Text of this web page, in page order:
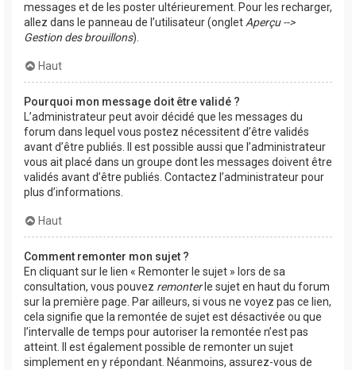
messages et de les poster ultérieurement. Pour les recharger,
allez dans le panneau de l’utilisateur (ongletAperçu -->
Gestion des brouillons).
Haut
Pourquoi mon message doit être validé ?
L’administrateur peut avoir décidé que les messages du
forum dans lequel vous postez nécessitent d’être validés
avant d’être publiés. Il est possible aussi que l’administrateur
vous ait placé dans un groupe dont les messages doivent être
validés avant d’être publiés. Contactez l’administrateur pour
plus d’informations.
Haut
Comment remonter mon sujet ?
En cliquant sur le lien « Remonter le sujet » lors de sa
consultation, vous pouvez remonterle sujet en haut du forum
sur la première page. Par ailleurs, si vous ne voyez pas ce lien,
cela signifie que la remontée de sujet est désactivée ou que
l’intervalle de temps pour autoriser la remontée n’est pas
atteint. Il est également possible de remonter un sujet
simplement en y répondant. Néanmoins, assurez-vous de